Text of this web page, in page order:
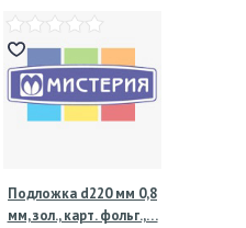
Подложка d220 мм 0,8
мм, зол., карт. фольг.,…